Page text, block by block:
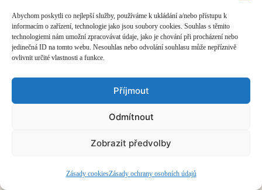
Abychom poskytli co nejlepší služby, používáme k ukládání a/nebo přístupu k
informacím o zařízení, technologie jako jsou soubory cookies. Souhlas s těmito
technologiemi nám umožní zpracovávat údaje, jako je chování při procházení nebo
jedinečná ID na tomto webu. Nesouhlas nebo odvolání souhlasu může nepříznivě
ovlivnit určité vlastnosti a funkce.
Příjmout
Odmítnout
Zobrazit předvolby
Zásady cookiesZásady ochrany osobních údajů
ČASOPIS O JINÉ HUDBĚ | vydává Hudební informační středisko|
založeno 2001 | Kontaktujte nás:info@hisvoice.cz
©2026 HISvoice – design a admin